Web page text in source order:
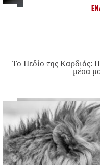
Το Πεδίο της Καρδιάς:
μέσα